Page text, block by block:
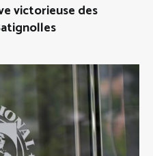
victorieuse des